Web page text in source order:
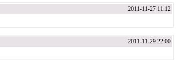
2011-11-27 11:12
2011-11-29 22:00